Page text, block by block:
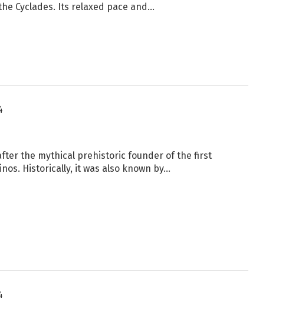
Cyclades. Its relaxed pace and…
the mythical prehistoric founder of the first
Historically, it was also known by…